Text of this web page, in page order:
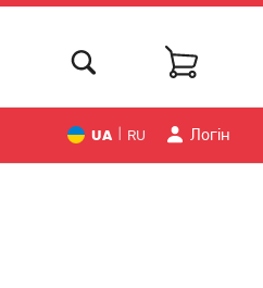
UA RU Логiн